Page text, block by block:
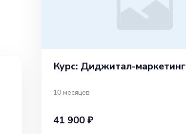
Курс: Диджитал-маркетинг
10 месяцев
41 900 ₽